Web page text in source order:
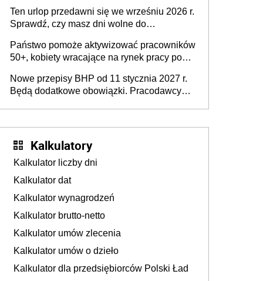
pracodawców [WYWIAD]
Ten urlop przedawni się we wrześniu 2026 r.
Sprawdź, czy masz dni wolne do
Państwo pomoże aktywizować pracowników
50+, kobiety wracające na rynek pracy po
osoby neuroatypowe. Powstanie Fundusz
na rzecz Inkluzywności w Zatrudnianiu?
Nowe przepisy BHP od 11 stycznia 2027 r.
Będą dodatkowe obowiązki. Pracodawcy
Kalkulatory
Kalkulator liczby dni
Kalkulator dat
Kalkulator wynagrodzeń
Kalkulator brutto-netto
Kalkulator umów zlecenia
Kalkulator umów o dzieło
Kalkulator dla przedsiębiorców Polski Ład